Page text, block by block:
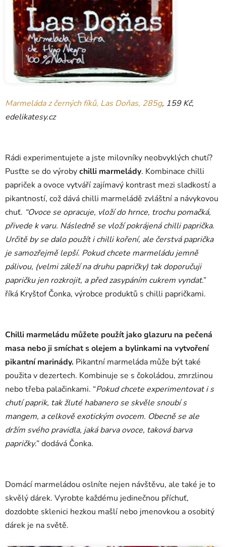
Marmeláda z černých fíků, Las Doňas, 285g, 159 Kč,
edelikatesy.cz
Rádi experimentujete a jste milovníky neobvyklých chutí?
Pusťte se do výrobychilli marmelády. Kombinace chilli
papriček a ovoce vytváří zajímavý kontrast mezi sladkostí a
pikantností, což dává chilli marmeládě zvláštní a návykovou
chuť. “Ovoce se opracuje, vloží do hrnce, trochu pomačká,
přivede k varu. Následně se vloží pokrájená chilli paprička.
Určitě by se dalo použít i chilli koření, ale čerstvá paprička
je samozřejmě lepší. Pokud chcete marmeládu jemně
pálivou, (velmi záleží na druhu papričky) tak doporučuji
papričku jen rozkrojit, a před zasypáním cukrem vyndat.”
říká Kryštof Čonka, výrobce produktů s chilli papričkami.
Chilli marmeládu můžete použít jako glazuru na pečená
masa nebo ji smíchat s olejem a bylinkami na vytvoření
pikantní marinády. Pikantní marmeláda může být také
použita v dezertech. Kombinuje se s čokoládou, zmrzlinou
nebo třeba palačinkami. “Pokud chcete experimentovat i s
chutí paprik, tak žluté habanero se skvěle snoubí s
mangem, a celkově exotickým ovocem. Obecně se ale
držím svého pravidla, jaká barva ovoce, taková barva
papričky.” dodává Čonka.
Domácí marmeládou oslníte nejen návštěvu, ale také je to
skvělý dárek. Vyrobte každému jedinečnou příchuť,
dozdobte sklenici hezkou mašlí nebo jmenovkou a osobitý
dárek je na světě.